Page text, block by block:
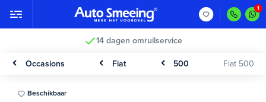
14 dagen omruilservice
Occasions Fiat 500 Fiat 500
Beschikbaar